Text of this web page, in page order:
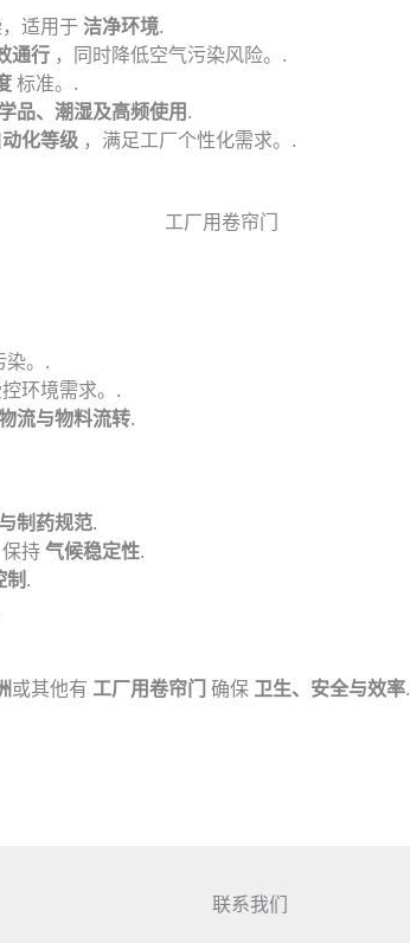
适用于 洁净环境.
通行 ，同时降低空气污染风险。.
标准。.
品、潮湿及高频使用 .
化等级 ，满足工厂个性化需求。.
染。.
环境需求。.
流与物料流转.
制药规范.
保持 气候稳定性.
制 .
或其他有 工厂用卷帘门 确保 卫生、安全与效率.
联系我们